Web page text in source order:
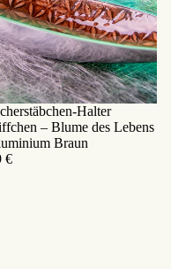
out
Halter
– Blume des Lebens
Braun
€